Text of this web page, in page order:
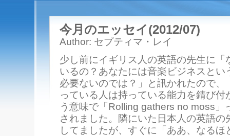
今月のエッセイ(2012/07)
Author: セプティマ・レイ
少し前にイギリス人の英語の先生に「
いるの？あなたには音楽ビジネスとい
必要ないのでは？」と訊かれたので、
っている人は持っている能力を錆び
う意味で「Rolling gathers no moss」
されました。隣にいた日本人の英語の
してましたが、すぐに「ああ、なる